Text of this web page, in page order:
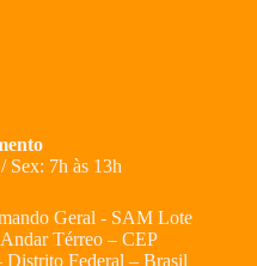
Sex: 7h às 13h
Geral - SAM Lote
Térreo – CEP
Distrito Federal – Brasil